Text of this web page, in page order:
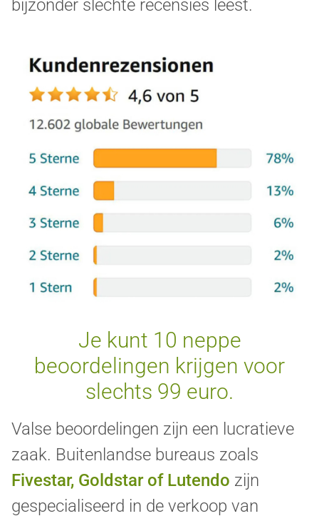
bijzonder slechte recensies leest.
Je kunt 10 neppe
beoordelingen krijgen voor
slechts 99 euro.
Valse beoordelingen zijn een lucratieve
zaak. Buitenlandse bureaus zoals
Fivestar, Goldstar of Lutendo zijn
gespecialiseerd in de verkoop van